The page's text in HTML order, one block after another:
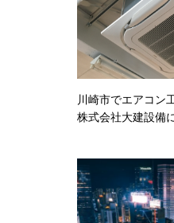
川崎市でエアコン
株式会社大建設備